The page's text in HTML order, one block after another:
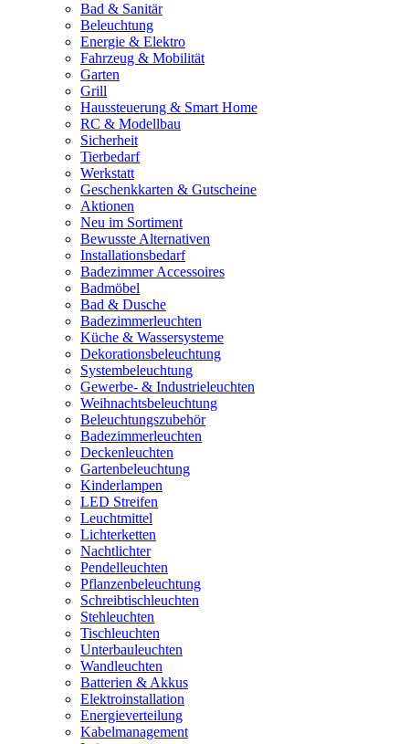
Bad & Sanitär
Beleuchtung
Energie & Elektro
Fahrzeug & Mobilität
Garten
Grill
Haussteuerung & Smart Home
RC & Modellbau
Sicherheit
Tierbedarf
Werkstatt
Geschenkkarten & Gutscheine
Aktionen
Neu im Sortiment
Bewusste Alternativen
Installationsbedarf
Badezimmer Accessoires
Badmöbel
Bad & Dusche
Badezimmerleuchten
Küche & Wassersysteme
Dekorationsbeleuchtung
Systembeleuchtung
Gewerbe- & Industrieleuchten
Weihnachtsbeleuchtung
Beleuchtungszubehör
Badezimmerleuchten
Deckenleuchten
Gartenbeleuchtung
Kinderlampen
LED Streifen
Leuchtmittel
Lichterketten
Nachtlichter
Pendelleuchten
Pflanzenbeleuchtung
Schreibtischleuchten
Stehleuchten
Tischleuchten
Unterbauleuchten
Wandleuchten
Batterien & Akkus
Elektroinstallation
Energieverteilung
Kabelmanagement